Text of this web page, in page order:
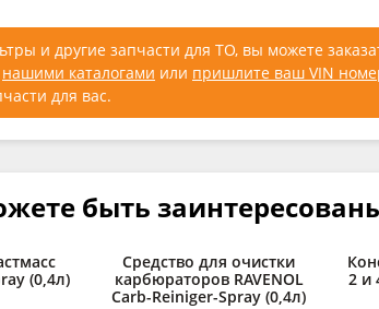
и другие запчасти для ТО, вы можете
нашими каталогами или пришлите ваш VIN
для вас.
быть
(0,4л)
Средство для очистки
карбюраторов RAVENOL
Carb-Reiniger-Spray (0,4л)
2 и